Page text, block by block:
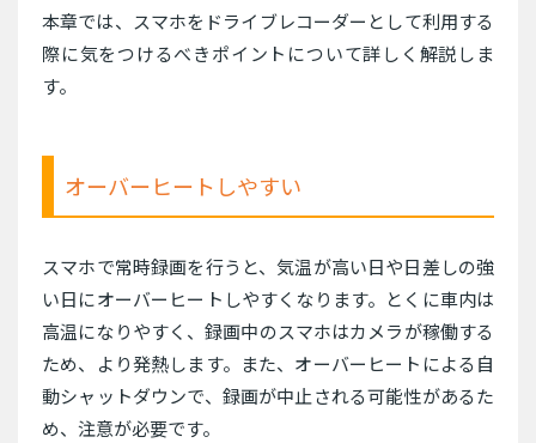
本章では、スマホをドライブレコーダーとして利用する
際に気をつけるべきポイントについて詳しく解説しま
す。
オーバーヒートしやすい
スマホで常時録画を行うと、気温が高い日や日差しの強
い日にオーバーヒートしやすくなります。とくに車内は
高温になりやすく、録画中のスマホはカメラが稼働する
ため、より発熱します。また、オーバーヒートによる自
動シャットダウンで、録画が中止される可能性があるた
め、注意が必要です。